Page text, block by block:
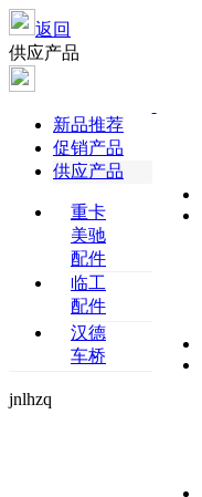
返回
供应产品
新品推荐
促销产品
供应产品
重卡
美驰
配件
临工
配件
汉德
车桥
jnlhzq